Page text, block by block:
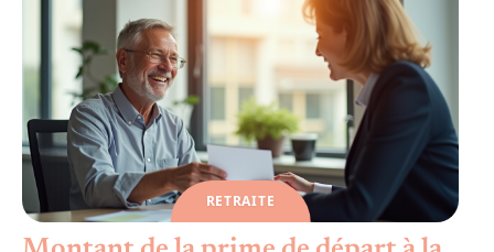
RETRAITE